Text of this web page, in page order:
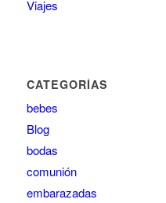
Viajes
CATEGORÍAS
bebes
Blog
bodas
comunión
embarazadas